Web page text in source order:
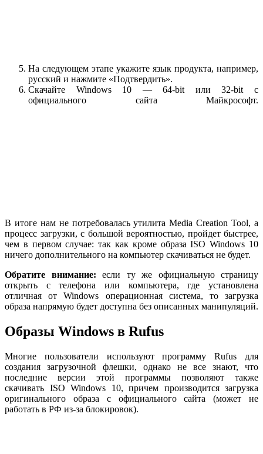
На следующем этапе укажите язык продукта, например,
русский и нажмите «Подтвердить».
Скачайте Windows 10 — 64-bit или 32-bit с
официального сайта Майкрософт.
В итоге нам не потребовалась утилита Media Creation Tool, а
процесс загрузки, с большой вероятностью, пройдет быстрее,
чем в первом случае: так как кроме образа ISO Windows 10
ничего дополнительного на компьютер скачиваться не будет.
Обратите внимание: если ту же официальную страницу
открыть с телефона или компьютера, где установлена
отличная от Windows операционная система, то загрузка
образа напрямую будет доступна без описанных манипуляций.
Образы Windows в Rufus
Многие пользователи используют программу Rufus для
создания загрузочной флешки, однако не все знают, что
последние версии этой программы позволяют также
скачивать ISO Windows 10, причем производится загрузка
оригинального образа с официального сайта (может не
работать в РФ из-за блокировок).